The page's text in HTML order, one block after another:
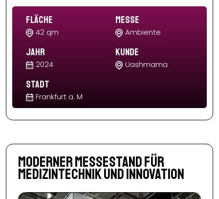
Fläche
42 qm
Messe
Ambiente
Jahr
2024
Kunde
Uashmama
Stadt
Frankfurt a. M
Moderner Messestand für
Medizintechnik und Innovation